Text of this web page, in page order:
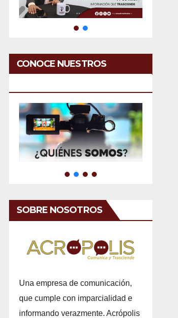
CONOCE NUESTROS
SOBRE NOSOTROS
Una empresa de comunicación,
que cumple con imparcialidad e
informando verazmente. Acrópolis